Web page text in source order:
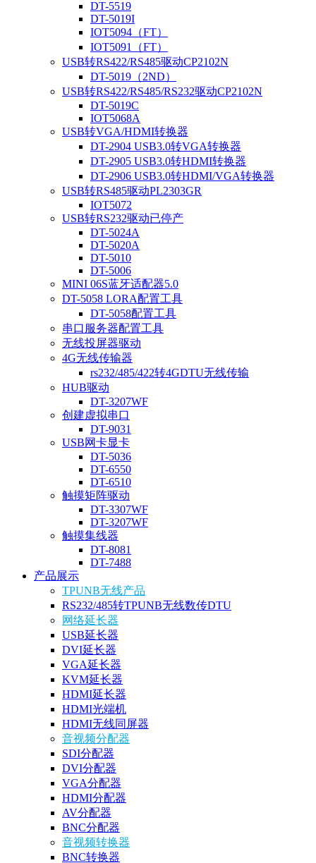
DT-5519
DT-5019I
IOT5094（FT）
IOT5091（FT）
USB转RS422/RS485驱动CP2102N
DT-5019（2ND）
USB转RS422/RS485/RS232驱动CP2102N
DT-5019C
IOT5068A
USB转VGA/HDMI转换器
DT-2904 USB3.0转VGA转换器
DT-2905 USB3.0转HDMI转换器
DT-2906 USB3.0转HDMI/VGA转换器
USB转RS485驱动PL2303GR
IOT5072
USB转RS232驱动已停产
DT-5024A
DT-5020A
DT-5010
DT-5006
MINI 06S蓝牙适配器5.0
DT-5058 LORA配置工具
DT-5058配置工具
串口服务器配置工具
无线投屏器驱动
4G无线传输器
rs232/485/422转4GDTU无线传输
HUB驱动
DT-3207WF
创建虚拟串口
DT-9031
USB网卡显卡
DT-5036
DT-6550
DT-6510
触摸矩阵驱动
DT-3307WF
DT-3207WF
触摸集线器
DT-8081
DT-7488
产品展示
TPUNB无线产品
RS232/485转TPUNB无线数传DTU
网络延长器
USB延长器
DVI延长器
VGA延长器
KVM延长器
HDMI延长器
HDMI光端机
HDMI无线同屏器
音视频分配器
SDI分配器
DVI分配器
VGA分配器
HDMI分配器
AV分配器
BNC分配器
音视频转换器
BNC转换器